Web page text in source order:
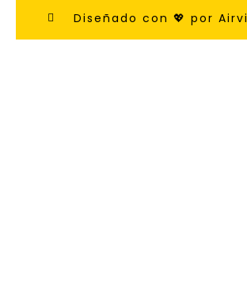
Diseñado con 💖 por Airvi